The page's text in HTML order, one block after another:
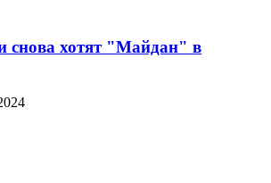
снова хотят "Майдан" в